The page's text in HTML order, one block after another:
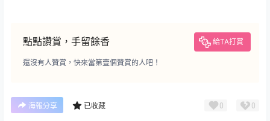
點點讚賞，手留餘香 給TA打賞
還沒有人贊賞，快來當第壹個贊賞的人吧！
海報分享 已收藏 0 0